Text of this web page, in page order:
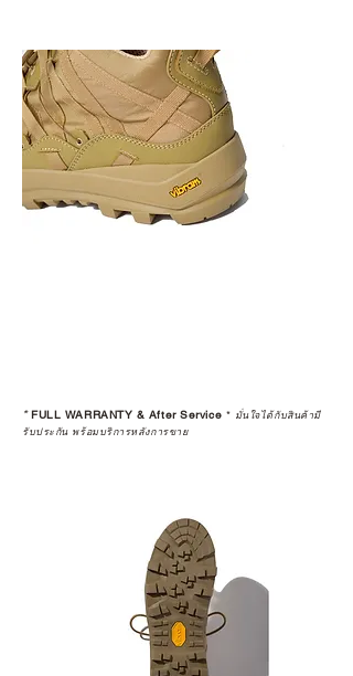
*FULL WARRANTY & After Service * มั่นใจได้กับสินค้ามี
รับประกัน พร้อมบริการหลังการขาย